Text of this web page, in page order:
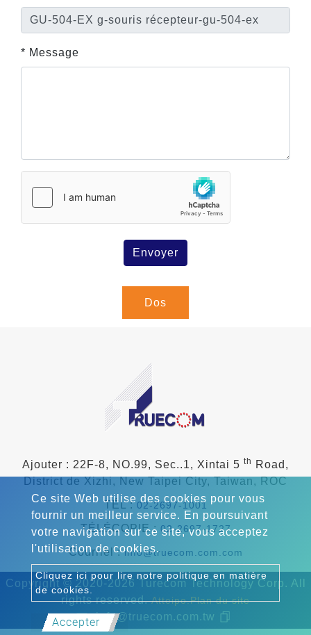
* Message
Envoyer
Dos
Ce site Web utilise des cookies pour vous
fournir un meilleur service. En poursuivant
votre navigation sur ce site, vous acceptez
l'utilisation de cookies.
Cliquez ici pour lire notre politique en matière
de cookies.
Accepter
Ajouter : 22F-8, NO.99, Sec..1, Xintai 5 th
Road,
District de Xizhi, New Taipei City, Taiwan, ROC
TÉL :02-2697-1001
TÉLÉCOPIE : 02-2697-1727
Courriel :info@truecom.com.com
Copyright © 2020-2026 Turecom Technology Corp. All
rights reserved.Atteipo.Plan du site
info@truecom.com.tw